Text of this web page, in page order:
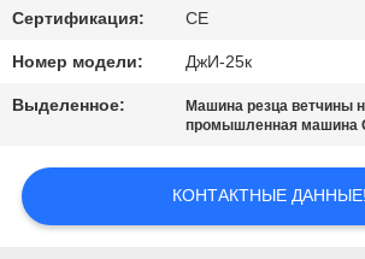
СВЯЖИТЕСЬ
С
НОВОСТИ
Сертификация: CE
Номер модели: ДжИ-25к
Выделенное: Машина резца ветчины
промышленная машина
КОНТАКТНЫЕ ДАННЫЕ!